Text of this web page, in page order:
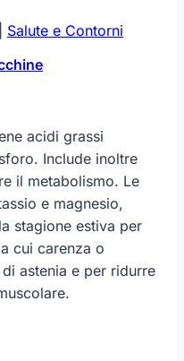
Salute e Contorni
acidi grassi
Include inoltre
il metabolismo. Le
e magnesio,
stagione estiva per
cui carenza o
astenia e per ridurre